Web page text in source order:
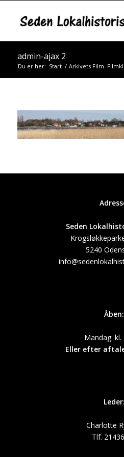
admin-ajax 2
Du er her: Start / Arkivets Film.
Seden
5240
Åben:
Mandag: kl.
Eller efter
Leder:
Charlotte
Tlf.